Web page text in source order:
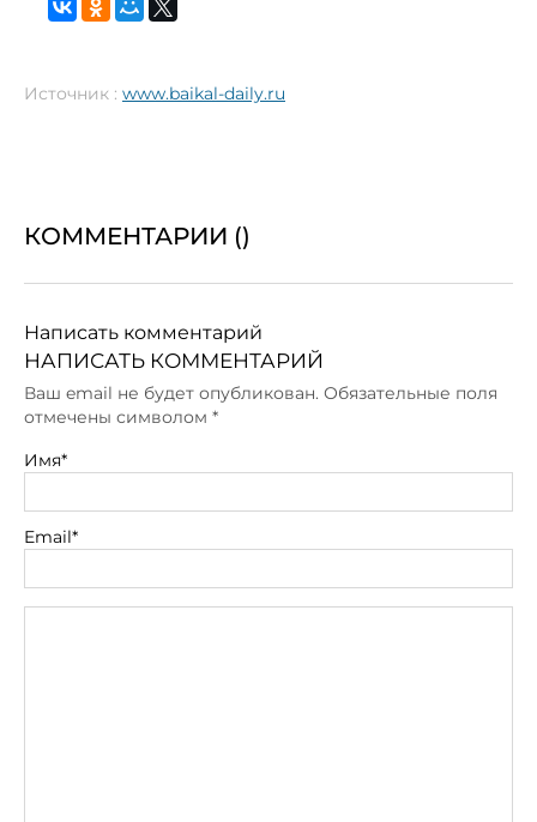
Источник : www.baikal-daily.ru
КОММЕНТАРИИ ()
Написать комментарий
НАПИСАТЬ КОММЕНТАРИЙ
Ваш email не будет опубликован. Обязательные поля
отмечены символом *
Имя*
Email*